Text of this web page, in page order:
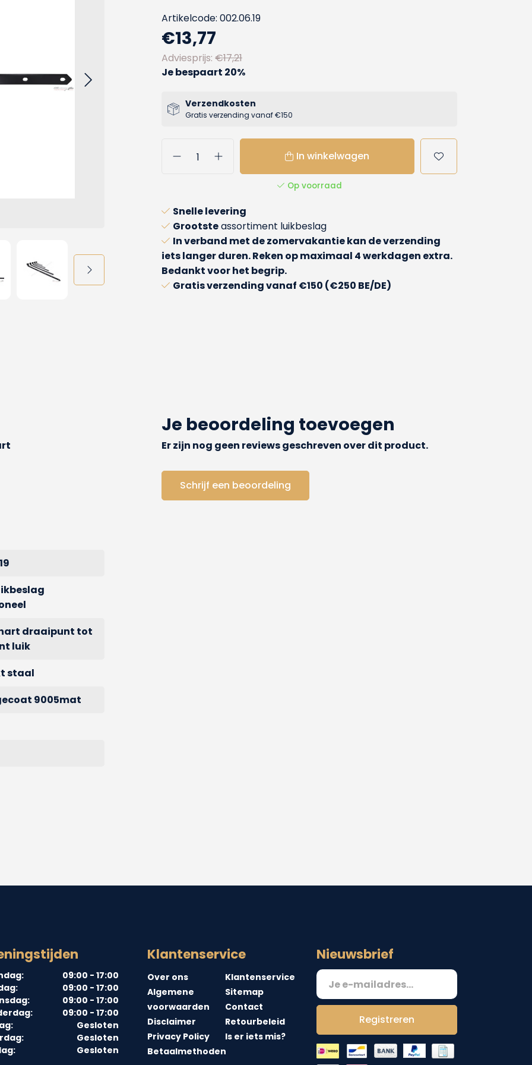
Artikelcode: 002.06.19
€13,77
Adviesprijs: €17,21
Je bespaart 20%
Verzendkosten
Gratis verzending vanaf €150
In winkelwagen
Op voorraad
Snelle levering
Grootsteassortiment luikbeslag
In verband met de zomervakantie kan de verzending
iets langer duren. Reken op maximaal 4 werkdagen extra.
Bedankt voor het begrip.
Gratis verzendingvanaf €150 (€250 BE/DE)
draaipunt tot
luik
staal
9005mat
Je beoordeling toevoegen
Er zijn nog geen reviews geschreven over dit product.
Schrijf een beoordeling
09:00 - 17:00
09:00 - 17:00
09:00 - 17:00
09:00 - 17:00
Gesloten
Gesloten
Gesloten
Klantenservice
Over ons
Algemene
voorwaarden
Disclaimer
Privacy Policy
Betaalmethoden
Klantenservice
Sitemap
Contact
Retourbeleid
Is er iets mis?
Nieuwsbrief
Registreren